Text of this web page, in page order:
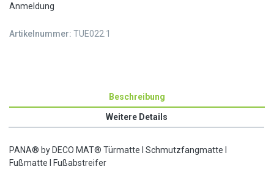
Anmeldung
Artikelnummer: TUE022.1
Beschreibung
Weitere Details
PANA® by DECO MAT® Türmatte I Schmutzfangmatte I
Fußmatte I Fußabstreifer